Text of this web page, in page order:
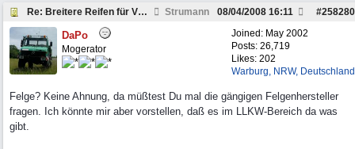
Re: Breitere Reifen für VW LT 45 4x4 Strumann #258280
08/04/2008 16:11
Joined: May 2002
Posts: 26,719
Likes: 202
Warburg, NRW, Deutschland
DaPo
Mogerator
Felge? Keine Ahnung, da müßtest Du mal die gängigen Felgenhersteller
fragen. Ich könnte mir aber vorstellen, daß es im LLKW-Bereich da was
gibt.